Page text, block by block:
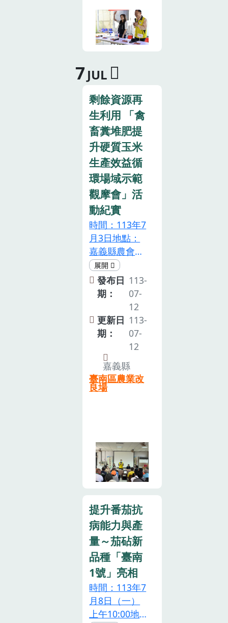
高粱計完 成
10項，112年
度尚有椪柑即
將編撰完成，
編印圖文並茂
以提供國內各
級學校等單位
推動食農教育
知識，可引用
具正確性及科
普化之教材。
競爭力，本場
選育出茄砧品
種「臺南1
定抗青枯病能
力，可供不同
小果和大果番
茄品種作為嫁
接砧木，優化
植株生長勢，
維持產量與品
質，提供產業
廣泛利用，目
前已技轉予稼
穡種子有限公
司及可樂種
苗。3月4日本
場分別與嘉義
縣精緻農業協
會吳世彥理事
長及太保市安
東國小合作，
從生產端及消
費端雙管齊
下，在吳世彥
理事長的溫室
中，參加的農
民朋友將能透
過活動實地觀
蟲菸盲椿象、
新銀行植物醉
蝶花等，提供
農友與業者具
參考，並展示
新品種茄砧嫁
接不同番茄接
穗品種，共同
交流及分享。
期望透過本次
示範觀摩會，
進一步推廣新
品種，促進番
7 JUL
剩餘資源再
生利用 「禽
畜糞堆肥提
升硬質玉米
生產效益循
環場域示範
觀摩會」活
動紀實
時間：113年7
月3日地點：
嘉義縣農會堆
肥場為推廣剩
餘資材再生利
用重要性及施
用禽畜糞堆肥
提升硬質玉米
生產效益，本
場7月3日於嘉
義縣農會民雄
堆肥場辦理
「禽畜糞堆肥
畜糞堆肥應用
於硬質玉米生
長之永續生產
初副場長、嘉
義縣農會蔡財
慶秘書及大成
長城公司廠商
代表葉文通協
理共同主持，
蒞臨貴賓則有
立法委員張啟
楷辦公室助
發布日
期：
113-
07-
12
更新日
期：
113-
07-
12
嘉義縣
臺南區農業改
良場
提升番茄抗
病能力與產
量～茄砧新
品種「臺南
1號」亮相
時間：113年7
月8日（一）
上午10:00地